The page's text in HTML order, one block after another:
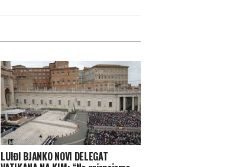
LUIĐI BJANKO NOVI DELEGAT